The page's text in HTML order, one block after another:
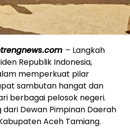
– Langkah
Republik Indonesia,
memperkuat pilar
sambutan hangat dan
berbagai pelosok negeri.
Dewan Pimpinan Daerah
Aceh Tamiang.